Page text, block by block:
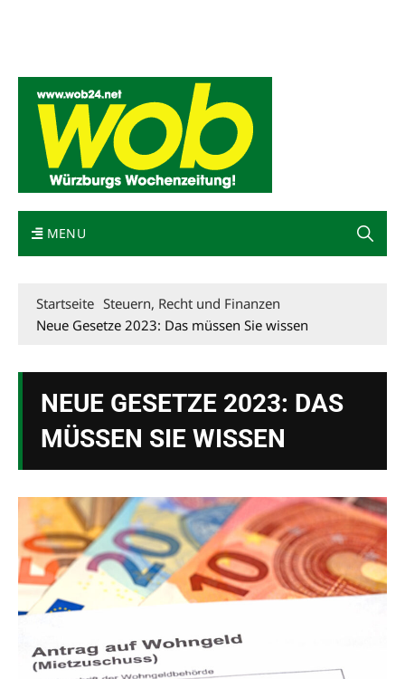
MENU
Startseite Steuern, Recht und Finanzen
Neue Gesetze 2023: Das müssen Sie wissen
NEUE GESETZE 2023: DAS
MÜSSEN SIE WISSEN